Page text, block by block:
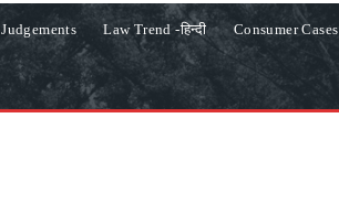
Judgements Law Trend -हिन्दी Consumer Cases